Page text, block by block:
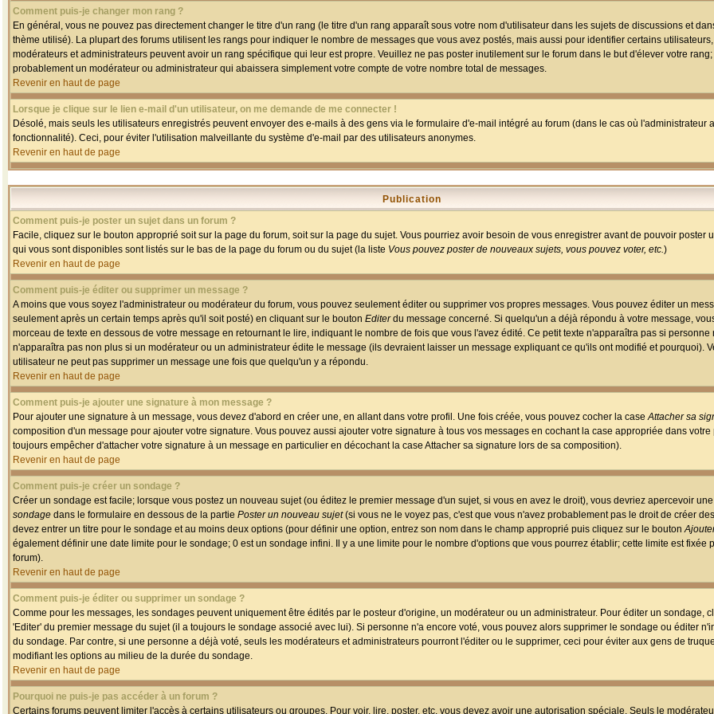
Comment puis-je changer mon rang ?
En général, vous ne pouvez pas directement changer le titre d'un rang (le titre d'un rang apparaît sous votre nom d'utilisateur dans les sujets de discussions et
thème utilisé). La plupart des forums utilisent les rangs pour indiquer le nombre de messages que vous avez postés, mais aussi pour identifier certains
modérateurs et administrateurs peuvent avoir un rang spécifique qui leur est propre. Veuillez ne pas poster inutilement sur le forum dans le but d'élever votre
probablement un modérateur ou administrateur qui abaissera simplement votre compte de votre nombre total de messages.
Revenir en haut de page
Lorsque je clique sur le lien e-mail d'un utilisateur, on me demande de me connecter !
Désolé, mais seuls les utilisateurs enregistrés peuvent envoyer des e-mails à des gens via le formulaire d'e-mail intégré au forum (dans le cas où l'administrateur
fonctionnalité). Ceci, pour éviter l'utilisation malveillante du système d'e-mail par des utilisateurs anonymes.
Revenir en haut de page
Publication
Comment puis-je poster un sujet dans un forum ?
Facile, cliquez sur le bouton approprié soit sur la page du forum, soit sur la page du sujet. Vous pourriez avoir besoin de vous enregistrer avant de pouvoir poster
qui vous sont disponibles sont listés sur le bas de la page du forum ou du sujet (la liste Vous pouvez poster de nouveaux sujets, vous pouvez voter, etc.)
Revenir en haut de page
Comment puis-je éditer ou supprimer un message ?
A moins que vous soyez l'administrateur ou modérateur du forum, vous pouvez seulement éditer ou supprimer vos propres messages. Vous pouvez éditer un
seulement après un certain temps après qu'il soit posté) en cliquant sur le bouton Editerdu message concerné. Si quelqu'un a déjà répondu à votre message,
morceau de texte en dessous de votre message en retournant le lire, indiquant le nombre de fois que vous l'avez édité. Ce petit texte n'apparaîtra pas si personne
n'apparaîtra pas non plus si un modérateur ou un administrateur édite le message (ils devraient laisser un message expliquant ce qu'ils ont modifié et pourquoi).
utilisateur ne peut pas supprimer un message une fois que quelqu'un y a répondu.
Revenir en haut de page
Comment puis-je ajouter une signature à mon message ?
Pour ajouter une signature à un message, vous devez d'abord en créer une, en allant dans votre profil. Une fois créée, vous pouvez cocher la caseAttacher sa
composition d'un message pour ajouter votre signature. Vous pouvez aussi ajouter votre signature à tous vos messages en cochant la case appropriée dans
toujours empêcher d'attacher votre signature à un message en particulier en décochant la case Attacher sa signature lors de sa composition).
Revenir en haut de page
Comment puis-je créer un sondage ?
Créer un sondage est facile; lorsque vous postez un nouveau sujet (ou éditez le premier message d'un sujet, si vous en avez le droit), vous devriez apercevoir
sondage dans le formulaire en dessous de la partie Poster un nouveau sujet(si vous ne le voyez pas, c'est que vous n'avez probablement pas le droit de créer
devez entrer un titre pour le sondage et au moins deux options (pour définir une option, entrez son nom dans le champ approprié puis cliquez sur le bouton
également définir une date limite pour le sondage; 0 est un sondage infini. Il y a une limite pour le nombre d'options que vous pourrez établir; cette limite est fixée
forum).
Revenir en haut de page
Comment puis-je éditer ou supprimer un sondage ?
Comme pour les messages, les sondages peuvent uniquement être édités par le posteur d'origine, un modérateur ou un administrateur. Pour éditer un sondage,
'Editer' du premier message du sujet (il a toujours le sondage associé avec lui). Si personne n'a encore voté, vous pouvez alors supprimer le sondage ou éditer
du sondage. Par contre, si une personne a déjà voté, seuls les modérateurs et administrateurs pourront l'éditer ou le supprimer, ceci pour éviter aux gens de
modifiant les options au milieu de la durée du sondage.
Revenir en haut de page
Pourquoi ne puis-je pas accéder à un forum ?
Certains forums peuvent limiter l'accès à certains utilisateurs ou groupes. Pour voir, lire, poster, etc. vous devez avoir une autorisation spéciale. Seuls le